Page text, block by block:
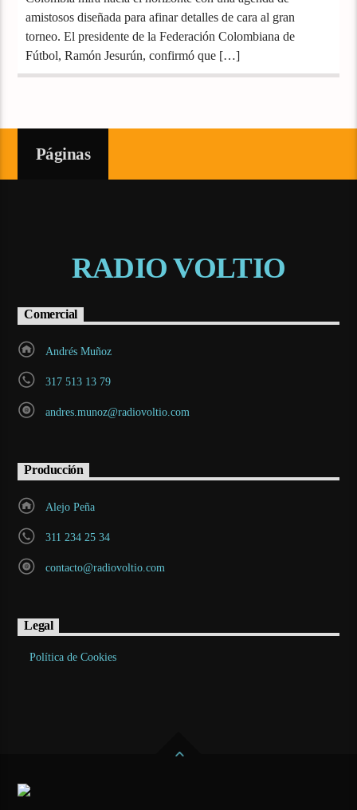
amistosos diseñada para afinar detalles de cara al gran
torneo. El presidente de la Federación Colombiana de
Fútbol, Ramón Jesurún, confirmó que […]
Páginas
RADIO VOLTIO
Comercial
Andrés Muñoz
317 513 13 79
andres.munoz@radiovoltio.com
Producción
Alejo Peña
311 234 25 34
contacto@radiovoltio.com
Legal
Política de Cookies